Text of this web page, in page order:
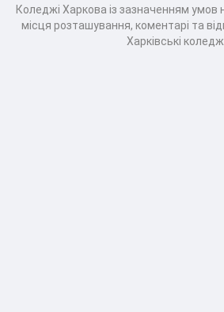
Коледжі Харкова із зазначенням умов
місця розташування, коментарі та
Харківські